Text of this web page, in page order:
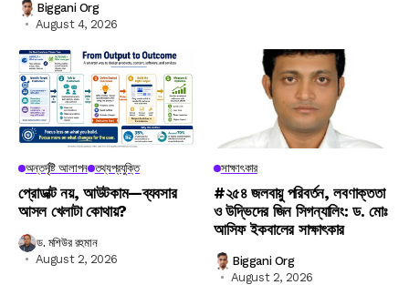
Biggani Org
August 4, 2026
অন্তর্দৃষ্টি আলাপন তথ্যপ্রযুক্তি
প্রোডাক্ট নয়, আউটকাম—ব্যবসার
আসল খেলাটা কোথায়?
ড. মশিউর রহমান
August 2, 2026
সাক্ষাৎকার
#২৫৪ জলবায়ু পরিবর্তন, লবণাক্ততা
ও উদ্ভিদের জিন সিগন্যালিং: ড. মোঃ
আসিফ ইকবালের সাক্ষাৎকার
Biggani Org
August 2, 2026